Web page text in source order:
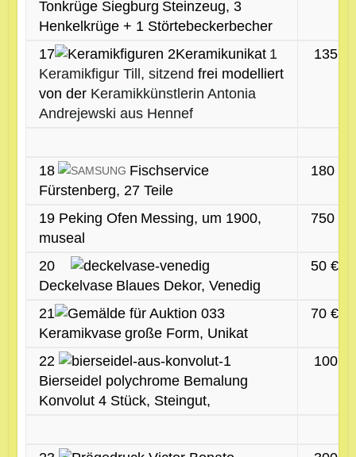
Tonkrüge Siegburg Steinzeug, 3
Henkelkrüge + 1 Störtebeckerbecher
17 Keramikunikat 1
Keramikfigur Till, sitzendfrei modelliert
von der Keramikkünstlerin Antonia
Andrejewski aus Hennef
135 €
18
Fischservice
Fürstenberg, 27 Teile
180 €
19 Peking Ofen Messing, um 1900,
museal
750 €
20
Deckelvase Blaues Dekor, Venedig
50 €
21
Keramikvase große Form, Unikat
70 €
22
Bierseidel polychrome Bemalung
Konvolut 4 Stück, Steingut,
100 €